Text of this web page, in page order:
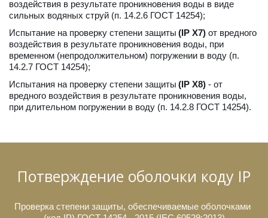
воздействия в результате проникновения воды в виде
сильных водяных струй (п. 14.2.6 ГОСТ 14254);
Испытание на проверку степени защиты (IP X7) от вредного
воздействия в результате проникновения воды, при
временном (непродолжительном) погружении в воду (п.
14.2.7 ГОСТ 14254);
Испытания на проверку степени защиты (IP X8) - от
вредного воздействия в результате проникновения воды,
при длительном погружении в воду (п. 14.2.8 ГОСТ 14254).
Потверждение оболочки коду IP
Проверка степени защиты, обеспечиваемые оболочками